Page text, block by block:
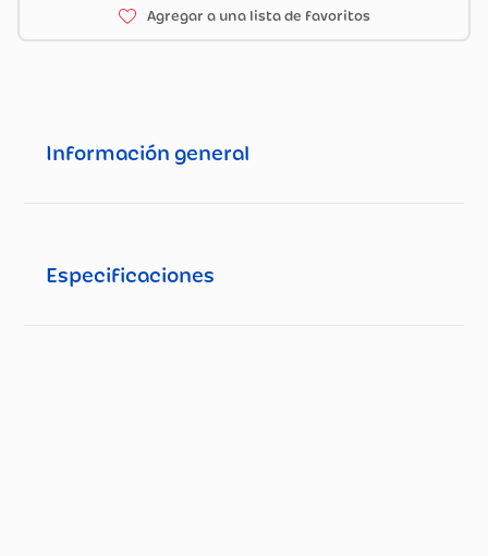
Información general
Especificaciones